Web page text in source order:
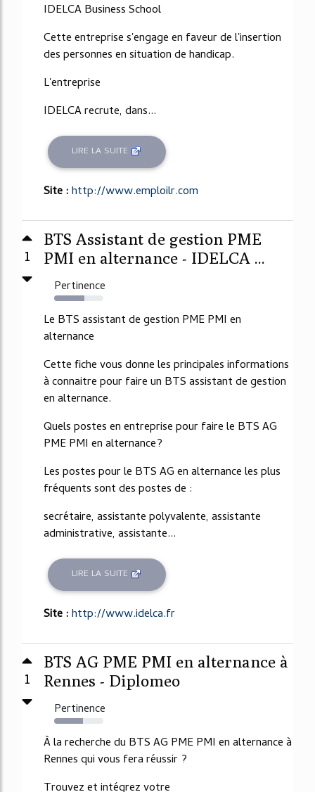
IDELCA Business School
Cette entreprise s'engage en faveur de l'insertion
des personnes en situation de handicap.
L'entreprise
IDELCA recrute, dans...
LIRE LA SUITE
Site :http://www.emploilr.com
1
BTS Assistant de gestion PME
PMI en alternance - IDELCA ...
Pertinence
61%
Le BTS assistant de gestion PME PMI en
alternance
Cette fiche vous donne les principales informations
à connaitre pour faire un BTS assistant de gestion
en alternance.
Quels postes en entreprise pour faire le BTS AG
PME PMI en alternance?
Les postes pour le BTS AG en alternance les plus
fréquents sont des postes de :
secrétaire, assistante polyvalente, assistante
administrative, assistante...
LIRE LA SUITE
Site :http://www.idelca.fr
1
BTS AG PME PMI en alternance à
Rennes - Diplomeo
Pertinence
59%
À la recherche du BTS AG PME PMI en alternance à
Rennes qui vous fera réussir ?
Trouvez et intégrez votre